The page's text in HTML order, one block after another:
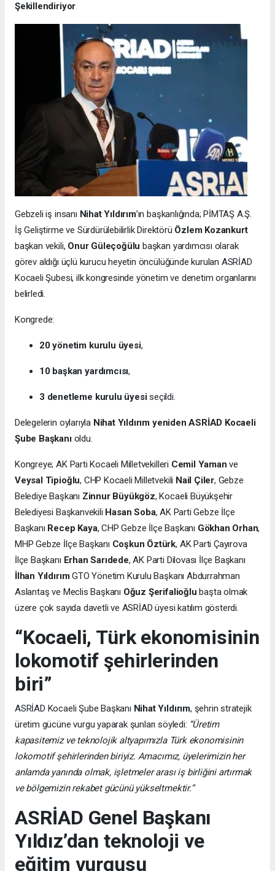
Şekillendiriyor
Gebzeli iş insanı Nihat Yıldırım’ın başkanlığında; PİMTAŞ A.Ş.
İş Geliştirme ve Sürdürülebilirlik Direktörü Özlem Kozankurt
başkan vekili, Onur Güleçoğülu başkan yardımcısı olarak
görev aldığı üçlü kurucu heyetin öncülüğünde kurulan ASRİAD
Kocaeli Şubesi, ilk kongresinde yönetim ve denetim organlarını
belirledi.
Kongrede:
20 yönetim kurulu üyesi,
10 başkan yardımcısı,
3 denetleme kurulu üyesiseçildi.
Delegelerin oylarıyla Nihat Yıldırım yeniden ASRİAD Kocaeli
Şube Başkanıoldu.
Kongreye; AK Parti Kocaeli Milletvekilleri Cemil Yaman ve
Veysal Tipioğlu, CHP Kocaeli Milletvekili Nail Çiler, Gebze
Belediye Başkanı Zinnur Büyükgöz, Kocaeli Büyükşehir
Belediyesi Başkanvekili Hasan Soba, AK Parti Gebze İlçe
Başkanı Recep Kaya, CHP Gebze İlçe Başkanı Gökhan Orhan,
MHP Gebze İlçe Başkanı Coşkun Öztürk, AK Parti Çayırova
İlçe Başkanı Erhan Sarıdede, AK Parti Dilovası İlçe Başkanı
İlhan YıldırımGTO Yönetim Kurulu Başkanı Abdurrahman
Aslantaş ve Meclis Başkanı Oğuz Şerifalioğlu başta olmak
üzere çok sayıda davetli ve ASRİAD üyesi katılım gösterdi.
“Kocaeli, Türk ekonomisinin
lokomotif şehirlerinden
biri”
ASRİAD Kocaeli Şube Başkanı Nihat Yıldırım, şehrin stratejik
üretim gücüne vurgu yaparak şunları söyledi: “Üretim
kapasitemiz ve teknolojik altyapımızla Türk ekonomisinin
lokomotif şehirlerinden biriyiz. Amacımız, üyelerimizin her
anlamda yanında olmak, işletmeler arası iş birliğini artırmak
ve bölgemizin rekabet gücünü yükseltmektir.”
ASRİAD Genel Başkanı
Yıldız’dan teknoloji ve
eğitim vurgusu